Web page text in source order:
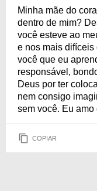
Minha mãe do
dentro de mim?
você esteve ao
e nos mais difíceis
você que eu
responsável,
Deus por ter
nem consigo
sem você. Eu
COPIAR